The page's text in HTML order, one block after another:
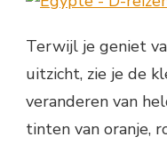
Terwijl je geniet
uitzicht, zie je de
veranderen van
tinten van oranje,